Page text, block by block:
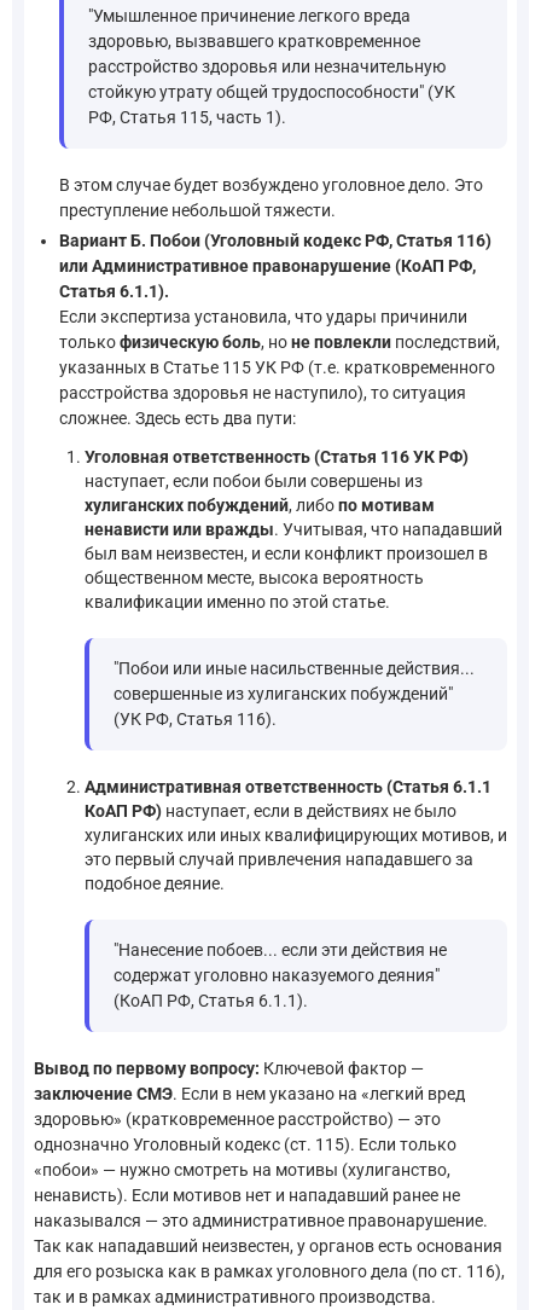
"Умышленное причинение легкого вреда
здоровью, вызвавшего кратковременное
расстройство здоровья или незначительную
стойкую утрату общей трудоспособности" (УК
РФ, Статья 115, часть 1).
В этом случае будет возбуждено уголовное дело. Это
преступление небольшой тяжести.
Вариант Б. Побои (Уголовный кодекс РФ, Статья 116)
или Административное правонарушение (КоАП РФ,
Статья 6.1.1).
Если экспертиза установила, что удары причинили
толькофизическую боль, ноне повлекли последствий,
указанных в Статье 115 УК РФ (т.е. кратковременного
расстройства здоровья не наступило), то ситуация
сложнее. Здесь есть два пути:
Уголовная ответственность (Статья 116 УК РФ)
наступает, если побои были совершены из
хулиганских побуждений, либопо мотивам
ненависти или вражды. Учитывая, что нападавший
был вам неизвестен, и если конфликт произошел в
общественном месте, высока вероятность
квалификации именно по этой статье.
"Побои или иные насильственные действия...
совершенные из хулиганских побуждений"
(УК РФ, Статья 116).
Административная ответственность (Статья 6.1.1
КоАП РФ) наступает, если в действиях не было
хулиганских или иных квалифицирующих мотивов, и
это первый случай привлечения нападавшего за
подобное деяние.
"Нанесение побоев... если эти действия не
содержат уголовно наказуемого деяния"
(КоАП РФ, Статья 6.1.1).
Вывод по первому вопросу: Ключевой фактор —
заключение СМЭ. Если в нем указано на «легкий вред
здоровью» (кратковременное расстройство) — это
однозначно Уголовный кодекс (ст. 115). Если только
«побои» — нужно смотреть на мотивы (хулиганство,
ненависть). Если мотивов нет и нападавший ранее не
наказывался — это административное правонарушение.
Так как нападавший неизвестен, у органов есть основания
для его розыска как в рамках уголовного дела (по ст. 116),
так и в рамках административного производства.